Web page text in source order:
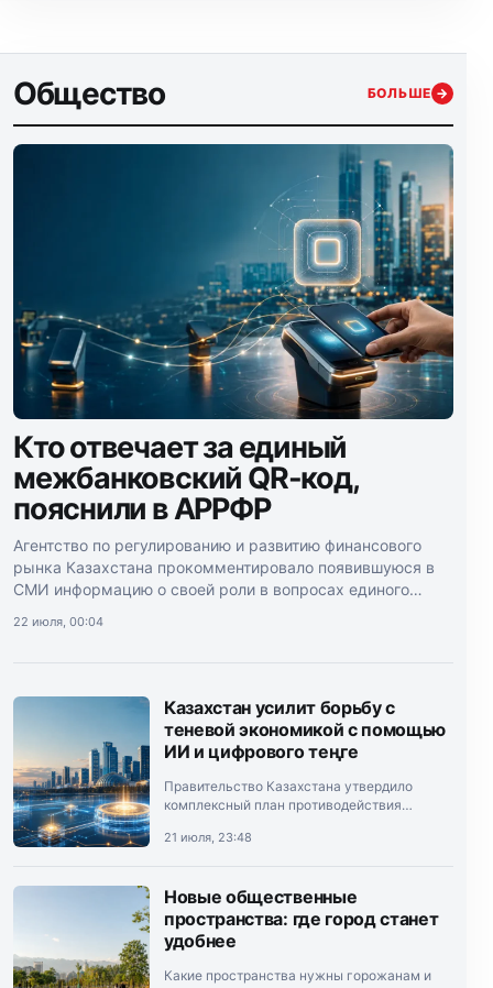
Общество БОЛЬШЕ →
Кто отвечает за единый
межбанковский QR-код,
пояснили в АРРФР
Агентство по регулированию и развитию финансового
рынка Казахстана прокомментировало появившуюся в
СМИ информацию о своей роли в вопросах единого
22 июля, 00:04
Казахстан усилит борьбу с
теневой экономикой с помощью
ИИ и цифрового теңге
Правительство Казахстана утвердило
комплексный план противодействия
Документ подписал премьер-министр
21 июля, 23:48
Новые общественные
пространства: где город станет
удобнее
Какие пространства нужны горожанам и